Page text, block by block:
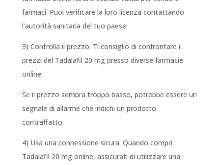
farmaci. Puoi verificare la loro licenza contattando
l’autorità sanitaria del tuo paese.
3) Controlla il prezzo: Ti consiglio di confrontare i
prezzi del Tadalafil 20 mg presso diverse farmacie
online.
Se il prezzo sembra troppo basso, potrebbe essere un
segnale di allarme che indichi un prodotto
contraffatto.
4) Usa una connessione sicura: Quando compri
Tadalafil 20 mg online, assicurati di utilizzare una